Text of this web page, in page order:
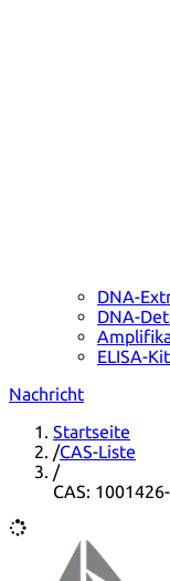
DNA-
DNA-
ELISA-
Nachricht
Startseite
/CAS-Liste
/
CAS: